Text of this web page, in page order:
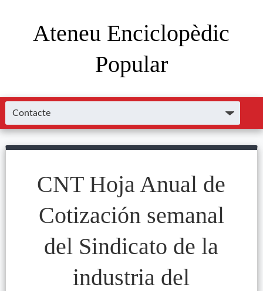
Ateneu Enciclopèdic
Popular
CNT Hoja Anual de
Cotización semanal
del Sindicato de la
industria del